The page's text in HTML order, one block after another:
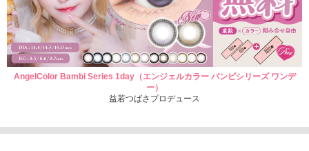
AngelColor Bambi Series 1day（エンジェルカラー バンビシリーズ ワンデ
ー）
益若つばさプロデュース